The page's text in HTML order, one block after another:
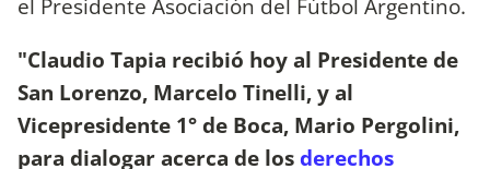
"Claudio Tapia recibió hoy al Presidente de
San Lorenzo, Marcelo Tinelli, y al
Vicepresidente 1° de Boca, Mario Pergolini,
para dialogar acerca de losderechos